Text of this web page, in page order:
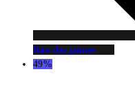
liste des jaimes
49%